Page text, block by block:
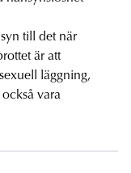
till det när
är att
läggning,
vara